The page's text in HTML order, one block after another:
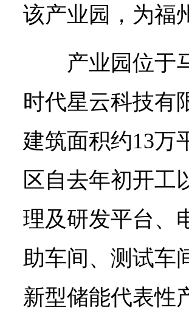
该产业园，为福
产业园位于
时代星云科技有
建筑面积约13万
区自去年初开工
理及研发平台、
助车间、测试车
新型储能代表性